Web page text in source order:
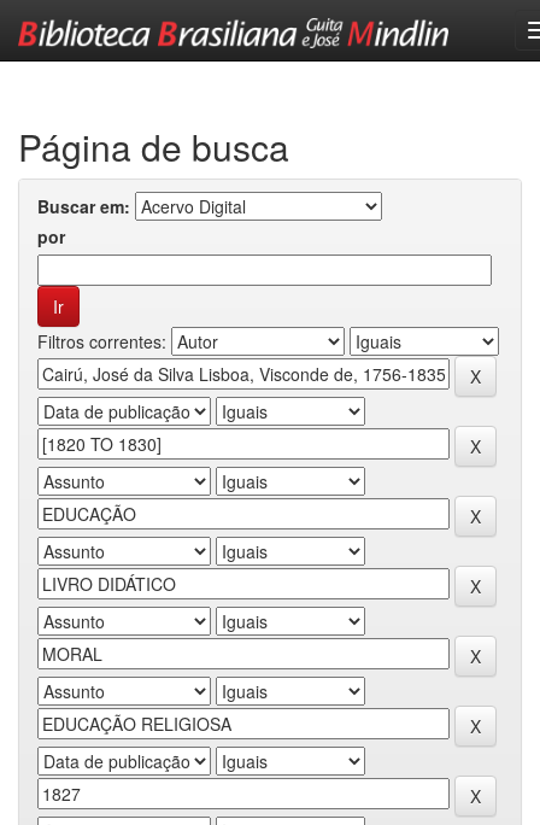
Página de busca
Buscar em:
por
Filtros correntes: